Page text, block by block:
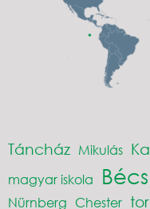
Táncház Mikulás
magyar iskola
Bécs
Nürnberg Chester